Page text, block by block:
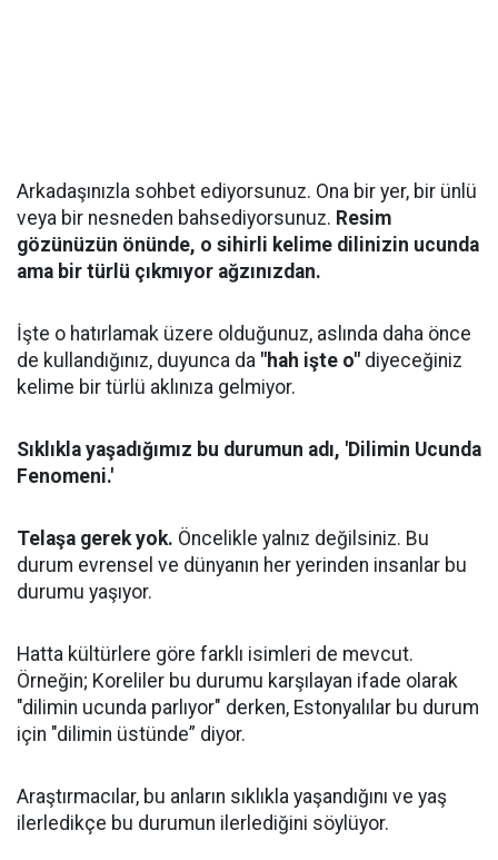
Arkadaşınızla sohbet ediyorsunuz. Ona bir yer, bir ünlü
veya bir nesneden bahsediyorsunuz. Resim
gözünüzün önünde, o sihirli kelime dilinizin ucunda
ama bir türlü çıkmıyor ağzınızdan.
İşte o hatırlamak üzere olduğunuz, aslında daha önce
de kullandığınız, duyunca da "hah işte o" diyeceğiniz
kelime bir türlü aklınıza gelmiyor.
Sıklıkla yaşadığımız bu durumun adı, 'Dilimin Ucunda
Fenomeni.'
Telaşa gerek yok. Öncelikle yalnız değilsiniz. Bu
durum evrensel ve dünyanın her yerinden insanlar bu
durumu yaşıyor.
Hatta kültürlere göre farklı isimleri de mevcut.
Örneğin; Koreliler bu durumu karşılayan ifade olarak
"dilimin ucunda parlıyor" derken, Estonyalılar bu durum
için "dilimin üstünde” diyor.
Araştırmacılar, bu anların sıklıkla yaşandığını ve yaş
ilerledikçe bu durumun ilerlediğini söylüyor.